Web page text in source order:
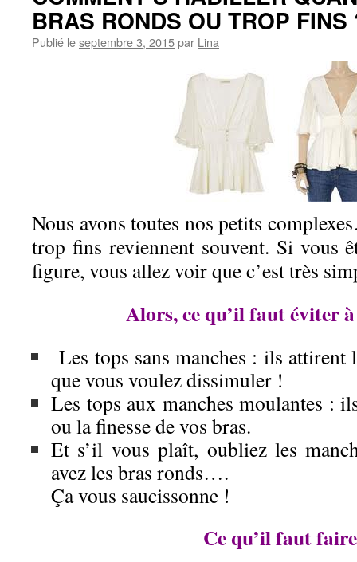
BRAS RONDS OU TROP FINS
Publié leseptembre 3, 2015par Lina
Nous avons toutes nos petits
trop fins reviennent souvent. Si vous
figure, vous allez voir que c’est très
Alors, ce qu’il faut éviter
Les tops sans manches : ils attirent
que vous voulez dissimuler !
Les tops aux manches moulantes : i
ou la finesse de vos bras.
Et s’il vous plaît, oubliez les
avez les bras ronds….
Ça vous saucissonne !
Ce qu’il faut